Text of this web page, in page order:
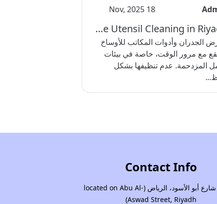
18 Nov, 2025
Wall and Office Utensil Cleaning in Riyadh(تنظيف الجدران وأدوات المكاتب في الرياض)
الجدران وأدوات المكاتب للأوساخ
مع مرور الوقت، خاصة في بيئات
المزدحمة. عدم تنظيفها بشكل
Contact Info
يقع في شارع أبو الأسود، الرياض (located on Abu Al-
Aswad Street, Riyadh)